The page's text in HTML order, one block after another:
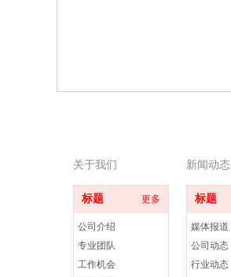
标题 更多
公司介绍
专业团队
工作机会
标题
媒体报道
公司动态
行业动态
关于我们 新闻动态